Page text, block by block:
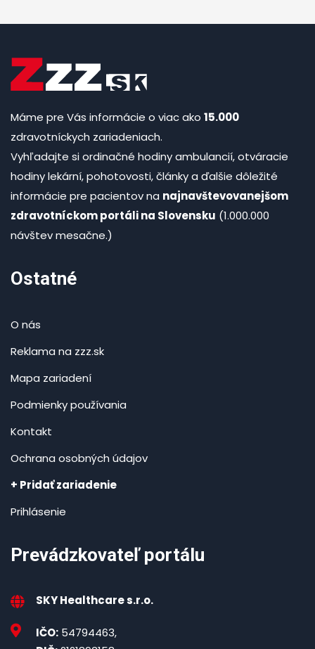
Máme pre Vás informácie o viac ako 15.000
zdravotníckych zariadeniach.
Vyhľadajte si ordinačné hodiny ambulancií, otváracie
hodiny lekární, pohotovosti, články a ďalšie dôležité
informácie pre pacientov na najnavštevovanejšom
zdravotníckom portáli na Slovensku (1.000.000
návštev mesačne.)
Ostatné
O nás
Reklama na zzz.sk
Mapa zariadení
Podmienky používania
Kontakt
Ochrana osobných údajov
+ Pridať zariadenie
Prihlásenie
Prevádzkovateľ portálu
SKY Healthcare s.r.o.
IČO: 54794463,